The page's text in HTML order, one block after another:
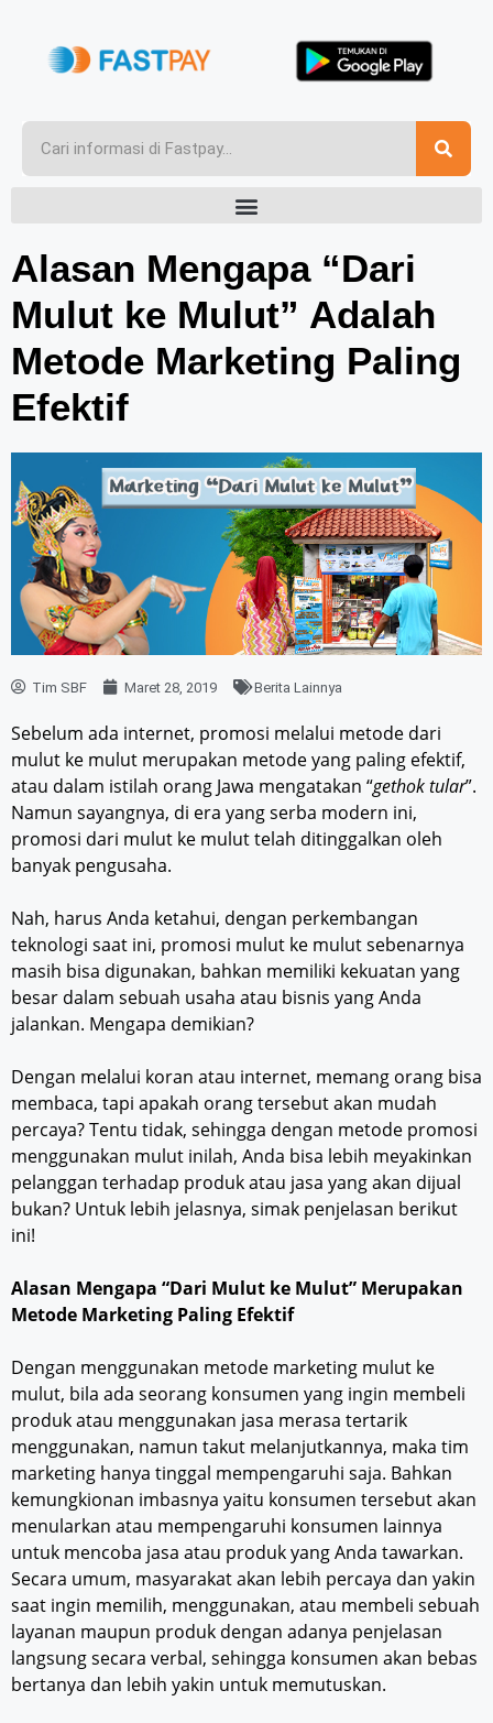
Alasan Mengapa “Dari
Mulut ke Mulut” Adalah
Metode Marketing Paling
Efektif
Tim SBF Maret 28, 2019 Berita Lainnya
Sebelum ada internet, promosi melalui metode dari
mulut ke mulut merupakan metode yang paling efektif,
atau dalam istilah orang Jawa mengatakan “gethok tular”.
Namun sayangnya, di era yang serba modern ini,
promosi dari mulut ke mulut telah ditinggalkan oleh
banyak pengusaha.
Nah, harus Anda ketahui, dengan perkembangan
teknologi saat ini, promosi mulut ke mulut sebenarnya
masih bisa digunakan, bahkan memiliki kekuatan yang
besar dalam sebuah usaha atau bisnis yang Anda
jalankan. Mengapa demikian?
Dengan melalui koran atau internet, memang orang bisa
membaca, tapi apakah orang tersebut akan mudah
percaya? Tentu tidak, sehingga dengan metode promosi
menggunakan mulut inilah, Anda bisa lebih meyakinkan
pelanggan terhadap produk atau jasa yang akan dijual
bukan? Untuk lebih jelasnya, simak penjelasan berikut
ini!
Alasan Mengapa “Dari Mulut ke Mulut” Merupakan
Metode Marketing Paling Efektif
Dengan menggunakan metode marketing mulut ke
mulut, bila ada seorang konsumen yang ingin membeli
produk atau menggunakan jasa merasa tertarik
menggunakan, namun takut melanjutkannya, maka tim
marketing hanya tinggal mempengaruhi saja. Bahkan
kemungkionan imbasnya yaitu konsumen tersebut akan
menularkan atau mempengaruhi konsumen lainnya
untuk mencoba jasa atau produk yang Anda tawarkan.
Secara umum, masyarakat akan lebih percaya dan yakin
saat ingin memilih, menggunakan, atau membeli sebuah
layanan maupun produk dengan adanya penjelasan
langsung secara verbal, sehingga konsumen akan bebas
bertanya dan lebih yakin untuk memutuskan.